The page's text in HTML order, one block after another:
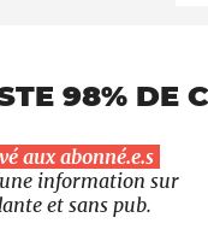
98% DE
aux abonné.e.s
information sur
et sans pub.